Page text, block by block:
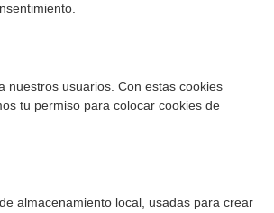
nuestros usuarios. Con estas cookies
tu permiso para colocar cookies de
almacenamiento local, usadas para crear